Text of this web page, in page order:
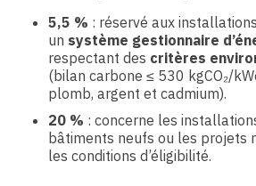
5,5 % : réservé aux installations
un système gestionnaire
respectant des critères
(bilan carbone ≤ 530 kgCO₂/
plomb, argent et cadmium).
20 % : concerne les
bâtiments neufs ou les projets
les conditions d’éligibilité.